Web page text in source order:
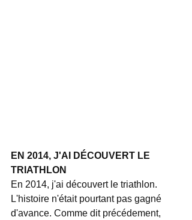
EN 2014, J'AI DÉCOUVERT LE
TRIATHLON
En 2014, j'ai découvert le triathlon.
L'histoire n'était pourtant pas gagné
d'avance. Comme dit précédement,